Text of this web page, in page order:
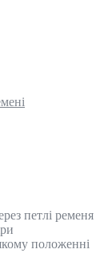
петлі ременя
положенні